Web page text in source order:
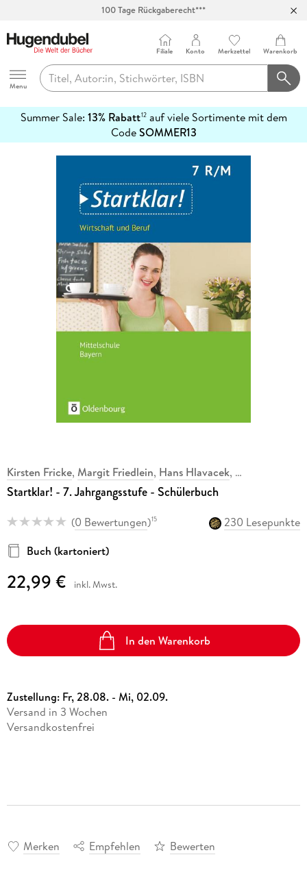
100 Tage Rückgaberecht***
Hugendubel
Menu
Filiale Konto Merkzettel Warenkorb
Summer Sale: 13% Rabatt12auf viele Sortimente mit dem
CodeSOMMER13
erfahren
Kirsten Fricke, Margit Friedlein, Hans Hlavacek,
Startklar! - 7. Jahrgangsstufe - Schülerbuch
(0 Bewertungen)15
230 Lesepunkte
Buch (kartoniert)
22,99 € inkl. Mwst.
In den Warenkorb
Zustellung: Fr, 28.08. - Mi, 02.09.
Versand in 3 Wochen
Versandkostenfrei
Merken Empfehlen Bewerten